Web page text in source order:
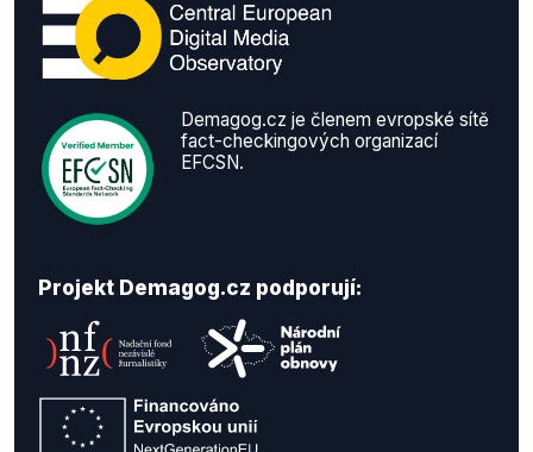
Demagog.cz je členem evropské sítě
fact-checkingových organizací
EFCSN.
Projekt Demagog.cz podporují: